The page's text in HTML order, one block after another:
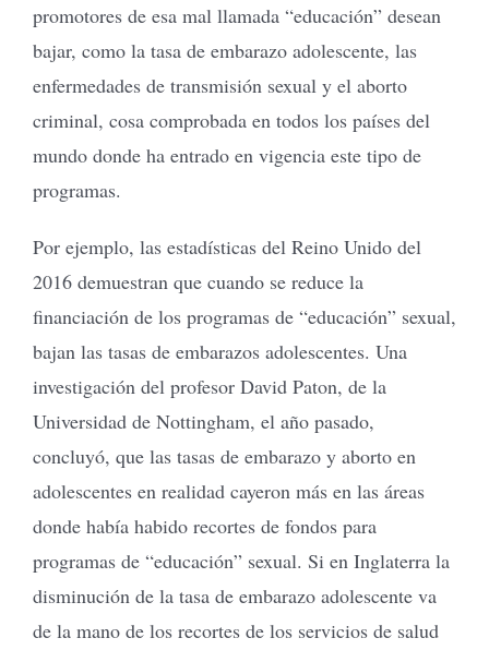
promotores de esa mal llamada “educación” desean
bajar, como la tasa de embarazo adolescente, las
enfermedades de transmisión sexual y el aborto
criminal, cosa comprobada en todos los países del
mundo donde ha entrado en vigencia este tipo de
programas.
Por ejemplo, las estadísticas del Reino Unido del
2016 demuestran que cuando se reduce la
financiación de los programas de “educación” sexual,
bajan las tasas de embarazos adolescentes. Una
investigación del profesor David Paton, de la
Universidad de Nottingham, el año pasado,
concluyó, que las tasas de embarazo y aborto en
adolescentes en realidad cayeron más en las áreas
donde había habido recortes de fondos para
programas de “educación” sexual. Si en Inglaterra la
disminución de la tasa de embarazo adolescente va
de la mano de los recortes de los servicios de salud